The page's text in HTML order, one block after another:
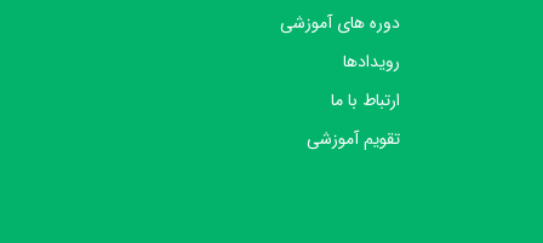
دوره های آموزشی
رویدادها
ارتباط با ما
تقویم آموزشی